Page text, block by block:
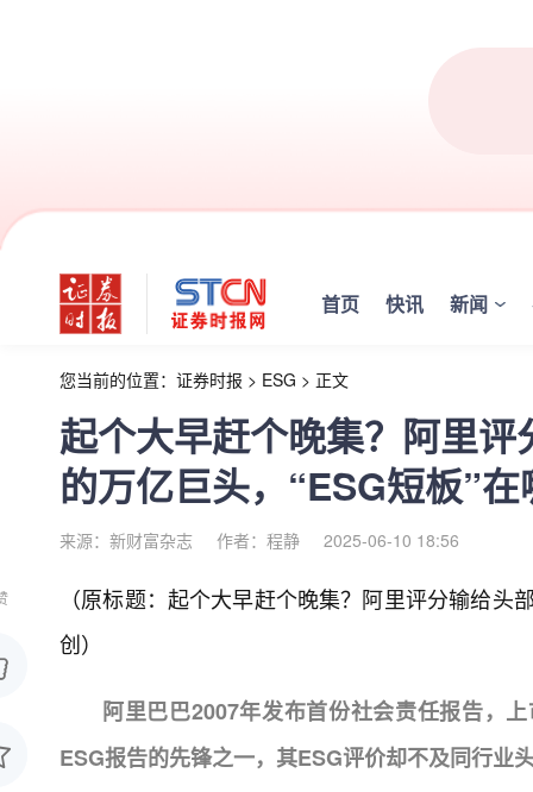
首页 快讯 新闻
您当前的位置： 证券时报 > ESG > 正文
起个大早赶个晚集？阿里
的万亿巨头，“ESG短板”
来源：新财富杂志 作者：程静 2025-06-10 18:56
（原标题：起个大早赶个晚集？阿里评分输给头
创）
阿里巴巴2007年发布首份社会责任报告，
ESG报告的先锋之一，其ESG评价却不及同行业